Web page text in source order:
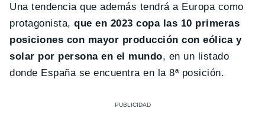
Una tendencia que además tendrá a Europa como
protagonista,que en 2023 copa las 10 primeras
posiciones con mayor producción con eólica y
solar por persona en el mundo, en un listado
donde España se encuentra en la 8ª posición.